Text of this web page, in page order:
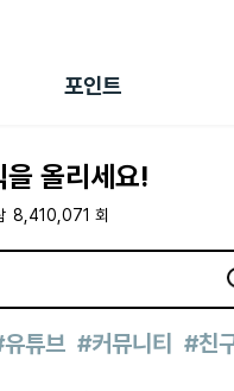
포인트
출석 룰렛
후원
이용내역
올리세요!
8,410,071 회
튜브 #커뮤니티 #친